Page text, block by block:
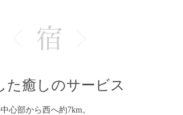
た癒しのサービス
心部から西へ約7km。